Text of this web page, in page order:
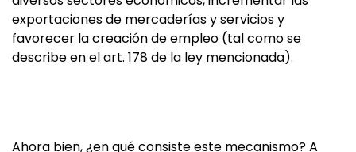
exportaciones de mercaderías y servicios y
favorecer la creación de empleo (tal como se
describe en el art. 178 de la ley mencionada).
Ahora bien, ¿en qué consiste este mecanismo? A